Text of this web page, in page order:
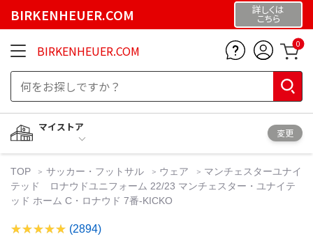
BIRKENHEUER.COM 詳しくは
こちら
BIRKENHEUER.COM 0
マイストア
変更
TOP サッカー・フットサル ウェア
マンチェスターユナイ
テッド ロナウドユニフォーム 22/23 マンチェスター・ユナイテ
ッド ホーム C・ロナウド 7番-KICKO
(2894)